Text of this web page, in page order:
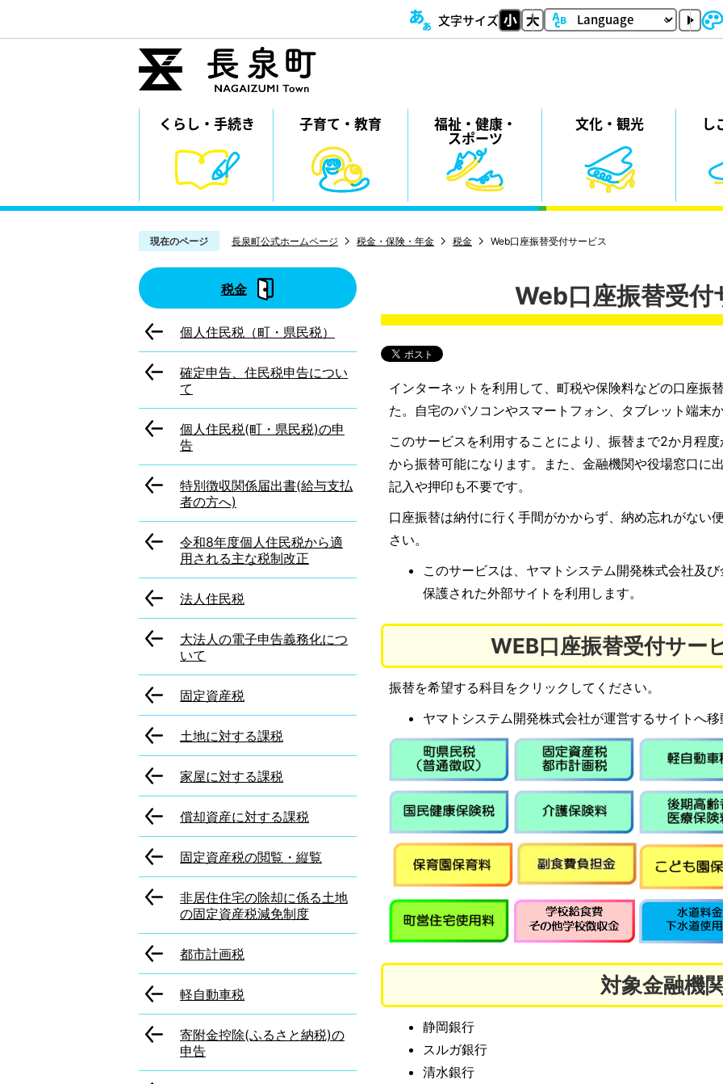
文字サイズ
くらし・ ⼿続き 子育て・教育 福祉・ 健康・
スポーツ
⽂化・ 観光 し
現在のページ 長泉町公式ホームページ 税金・保険・年金 税金 Web口座振替受付サービス
税金
個人住民税（町・県民税）
確定申告、住民税申告につい
て
個人住民税(町・県民税)の申
告
特別徴収関係届出書(給与支払
者の方へ)
令和8年度個人住民税から適
用される主な税制改正
法人住民税
大法人の電子申告義務化につ
いて
固定資産税
土地に対する課税
家屋に対する課税
償却資産に対する課税
固定資産税の閲覧・縦覧
非居住住宅の除却に係る土地
の固定資産税減免制度
都市計画税
軽自動車税
寄附金控除(ふるさと納税)の
申告
Web口座振替受付
インターネットを利用して、町税や保険料などの口座振
た。自宅のパソコンやスマートフォン、タブレット端末
このサービスを利用することにより、振替まで2か月程
から振替可能になります。また、金融機関や役場窓口に
記入や押印も不要です。
口座振替は納付に行く手間がかからず、納め忘れがない
さい。
このサービスは、ヤマトシステム開発株式会社及
保護された外部サイトを利用します。
WEB口座振替受付サー
振替を希望する科目をクリックしてください。
ヤマトシステム開発株式会社が運営するサイトへ
対象金融機
静岡銀行
スルガ銀行
清水銀行